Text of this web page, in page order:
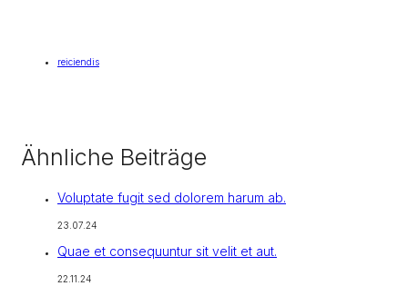
reiciendis
Ähnliche Beiträge
Voluptate fugit sed dolorem harum ab.
23.07.24
Quae et consequuntur sit velit et aut.
22.11.24